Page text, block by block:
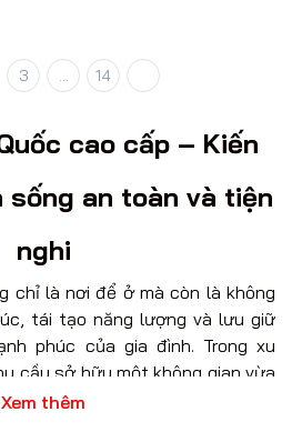
3 ... 14
cao cấp – Kiến
sống an toàn và tiện
nghi
chỉ là nơi để ở mà còn là không
tái tạo năng lượng và lưu giữ
phúc của gia đình. Trong xu
cầu sở hữu một không gian vừa
an toàn cho sức khỏe ngày
Xem thêm